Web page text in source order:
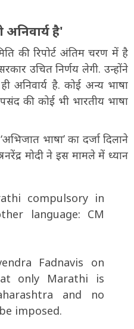
अनिवार्य है'
की रिपोर्ट अंतिम चरण में है
उचित निर्णय लेगी. उन्होंने
अनिवार्य है. कोई अन्य भाषा
पसंद की कोई भी भारतीय भाषा
भाषा’ का दर्जा दिलाने
नरेंद्र मोदी ने इस मामले में ध्यान
compulsory in
language: CM
Fadnavis on
only Marathi is
and no
imposed.